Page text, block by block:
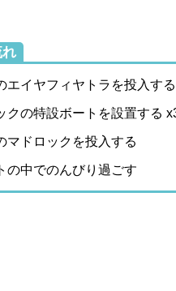
イヤフィヤトラを投入する
の特設ボートを設置する
ドロックを投入する
中でのんびり過ごす